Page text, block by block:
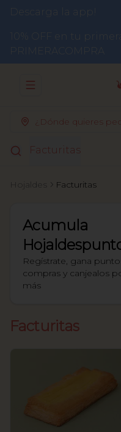
Descarga la app!
10% OFF en tu
PRIMERACOMPRA
Abrir menu de
¿Dónde quieres
Facturitas
Hojaldes Facturitas
Acumula
Regístrate, gana
compras y canjealos
más
Facturitas